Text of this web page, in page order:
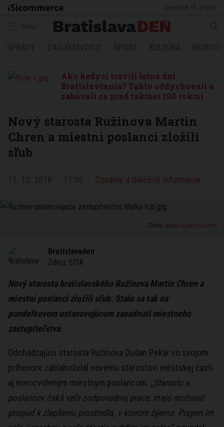
Ako kedysi trávili letné dni
Bratislavčania? Takto oddychovali a
zabávali sa pred takmer 100 rokmi
Nový starosta Ružinova Martin
Chren a miestni poslanci zložili
sľub
Oznamy a dôležité informácie
Zdroj: www.facebook.com
Bratislavaden
Zdroj: SITA
Nový starosta bratislavského Ružinova Martin Chren a
miestni poslanci zložili sľub. Stalo sa tak na
pondelkovom ustanovujúcom zasadnutí miestneho
zastupiteľstva.
Odchádzajúci starosta Ružinova Dušan Pekár vo svojom
príhovore zablahoželal novému starostovi mestskej časti
aj novozvoleným miestnym poslancom. „Starostu a
poslancov čaká veľa zodpovednej práce, majú možnosť
prispieť k zlepšeniu prostredia, v ktorom žijeme. Prajem im